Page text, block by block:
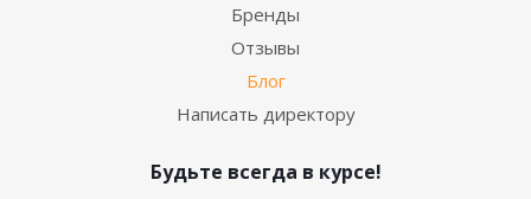
Бренды
Отзывы
Блог
Написать директору
Будьте всегда в курсе!